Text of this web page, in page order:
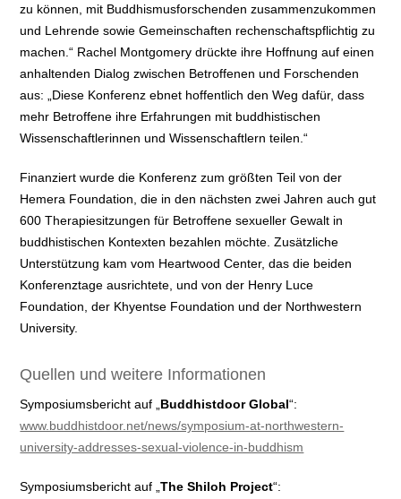
zu können, mit Buddhismusforschenden zusammenzukommen
und Lehrende sowie Gemeinschaften rechenschaftspflichtig zu
machen.“ Rachel Montgomery drückte ihre Hoffnung auf einen
anhaltenden Dialog zwischen Betroffenen und Forschenden
aus: „Diese Konferenz ebnet hoffentlich den Weg dafür, dass
mehr Betroffene ihre Erfahrungen mit buddhistischen
Wissenschaftlerinnen und Wissenschaftlern teilen.“
Finanziert wurde die Konferenz zum größten Teil von der
Hemera Foundation, die in den nächsten zwei Jahren auch gut
600 Therapiesitzungen für Betroffene sexueller Gewalt in
buddhistischen Kontexten bezahlen möchte. Zusätzliche
Unterstützung kam vom Heartwood Center, das die beiden
Konferenztage ausrichtete, und von der Henry Luce
Foundation, der Khyentse Foundation und der Northwestern
University.
Quellen und weitere Informationen
Symposiumsbericht auf „ Buddhistdoor Global“:
www.buddhistdoor.net/news/symposium-at-northwestern-
university-addresses-sexual-violence-in-buddhism
Symposiumsbericht auf „The Shiloh Project“: